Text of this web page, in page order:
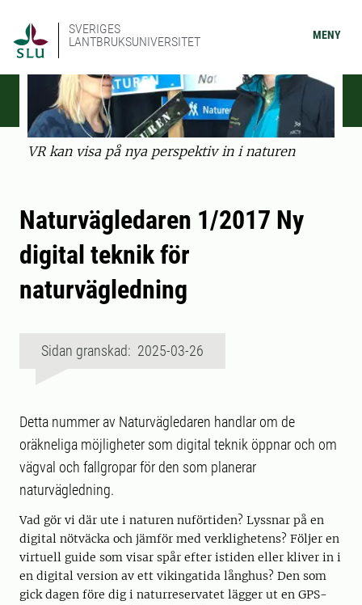
SVERIGES
LANTBRUKSUNIVERSITET
MENY
VR kan visa på nya perspektiv in i naturen
Naturvägledaren 1/2017 Ny
digital teknik för
naturvägledning
Sidan granskad: 2025-03-26
Detta nummer av Naturvägledaren handlar om de
oräkneliga möjligheter som digital teknik öppnar och om
vägval och fallgropar för den som planerar
naturvägledning.
Vad gör vi där ute i naturen nuförtiden? Lyssnar på en
digital nötväcka och jämför med verklighetens? Följer en
virtuell guide som visar spår efter istiden eller kliver in i
en digital version av ett vikingatida långhus? Den som
gick dagen före dig i naturreservatet lägger ut en GPS-